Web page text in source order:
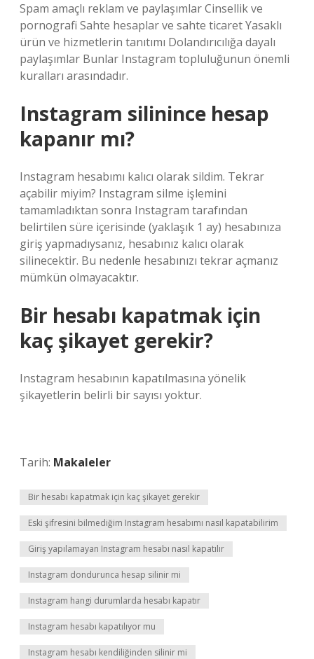
Spam amaçlı reklam ve paylaşımlar Cinsellik ve
pornografi Sahte hesaplar ve sahte ticaret Yasaklı
ürün ve hizmetlerin tanıtımı Dolandırıcılığa dayalı
paylaşımlar Bunlar Instagram topluluğunun önemli
kuralları arasındadır.
Instagram silinince hesap
kapanır mı?
Instagram hesabımı kalıcı olarak sildim. Tekrar
açabilir miyim? Instagram silme işlemini
tamamladıktan sonra Instagram tarafından
belirtilen süre içerisinde (yaklaşık 1 ay) hesabınıza
giriş yapmadıysanız, hesabınız kalıcı olarak
silinecektir. Bu nedenle hesabınızı tekrar açmanız
mümkün olmayacaktır.
Bir hesabı kapatmak için
kaç şikayet gerekir?
Instagram hesabının kapatılmasına yönelik
şikayetlerin belirli bir sayısı yoktur.
Tarih: Makaleler
Bir hesabı kapatmak için kaç şikayet gerekir
Eski şifresini bilmediğim Instagram hesabımı nasıl kapatabilirim
Giriş yapılamayan Instagram hesabı nasıl kapatılır
Instagram dondurunca hesap silinir mi
Instagram hangi durumlarda hesabı kapatır
Instagram hesabı kapatılıyor mu
Instagram hesabı kendiliğinden silinir mi